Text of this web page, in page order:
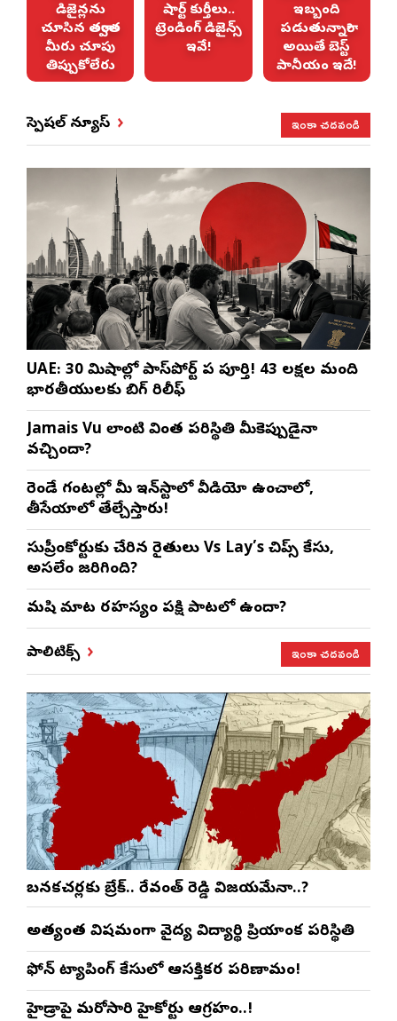
డిజైన్లను
చూసిన తర్వాత
మీరు చూపు
తిప్పుకోలేరు
షార్ట్ కుర్తీలు..
ట్రెండింగ్ డిజైన్స్
ఇవే!
ఇబ్బంది
పడుతున్నారా?
అయితే బెస్ట్
పానీయం ఇదే!
స్పెషల్ న్యూస్ ఇంకా చదవండి
UAE: 30 నిమిషాల్లో పాస్‌పోర్ట్ పని పూర్తి! 43 లక్షల మంది
భారతీయులకు బిగ్ రిలీఫ్
Jamais Vu లాంటి వింత పరిస్థితి మీకెప్పుడైనా
వచ్చిందా?
రెండే గంటల్లో మీ ఇన్‌స్టాలో వీడియో ఉంచాలో,
తీసేయాలో తేల్చేస్తారు!
సుప్రీంకోర్టుకు చేరిన రైతులు Vs Lay’s చిప్స్‌ కేసు,
అసలేం జరిగింది?
మనిషి మాట రహస్యం పక్షి పాటలో ఉందా?
పాలిటిక్స్ ఇంకా చదవండి
బనకచర్లకు బ్రేక్.. రేవంత్ రెడ్డి విజయమేనా..?
అత్యంత విషమంగా వైద్య విద్యార్థిని ప్రియాంక పరిస్థితి
ఫోన్ ట్యాపింగ్ కేసులో ఆసక్తికర పరిణామం!
హైడ్రాపై మరోసారి హైకోర్టు ఆగ్రహం..!